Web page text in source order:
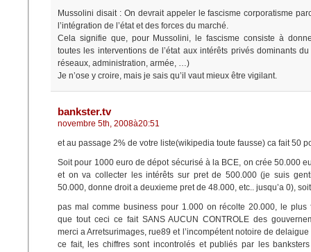
Mussolini disait : On devrait appeler le fascisme corporatisme
l’intégration de l’état et des forces du marché.
Cela signifie que, pour Mussolini, le fascisme consiste à
toutes les interventions de l’état aux intérêts privés dominants
réseaux, administration, armée, …)
Je n’ose y croire, mais je sais qu’il vaut mieux être vigilant.
bankster.tv
novembre 5th, 2008à20:51
et au passage 2% de votre liste(wikipedia toute fausse) ca fait 50
Soit pour 1000 euro de dépot sécurisé à la BCE, on crée 50.000
et on va collecter les intérêts sur pret de 500.000 (je suis
50.000, donne droit a deuxieme pret de 48.000, etc.. jusqu’a 0),
pas mal comme business pour 1.000 on récolte 20.000, le plus
que tout ceci ce fait SANS AUCUN CONTROLE des
merci a Arretsurimages, rue89 et l’incompétent notoire de delaigue
ce fait, les chiffres sont incontrolés et publiés par les